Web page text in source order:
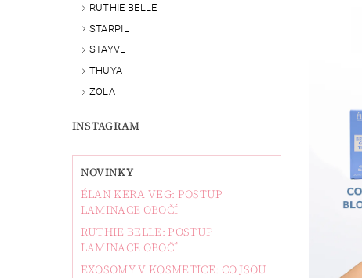
RUTHIE BELLE
STARPIL
STAYVE
THUYA
ZOLA
INSTAGRAM
NOVINKY
ÉLAN KERA VEG: POSTUP
LAMINACE OBOČÍ
RUTHIE BELLE: POSTUP
LAMINACE OBOČÍ
EXOSOMY V KOSMETICE: CO JSOU